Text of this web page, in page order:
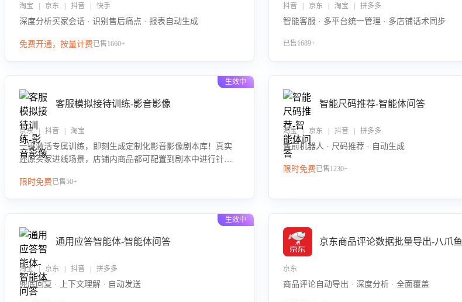
淘宝 | 京东 | 抖音 | 快手
深度分析买家会话 · 识别售后痛点 · 报表自动生成
免费开通，按量计费已售1660+
抖音 | 京东 | 淘宝 | 拼多多
智能客服 · 多平台统一管理 · 多店铺话术同步
已售1689+
生效中
客服模拟接待训练-影音影像
京东 | 抖音 | 淘宝
一键激活专属训练，即刻生成定制化影音影像剧本库！真实
还原买家进线场景，店铺内商品都可配置到剧本中进行针对
击 “立即开通”，快速获取影音影像类目剧本，一键开启客服
限时免费已售50+
智能尺码推荐-智能体问答
淘宝 | 京东 | 抖音 | 拼多多
售前机器人 · 尺码推荐 · 自动生成
限时免费已售1230+
生效中
通用应答智能体-智能体问答
淘宝 | 京东 | 抖音 | 拼多多
兜底回复 · 上下文理解 · 自动发送
京东商品评论数据批量导出-八爪鱼
京东
商品评论自动导出 · 深度分析 · 全面覆盖